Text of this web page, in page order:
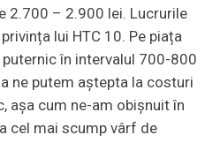
2.700 – 2.900 lei. Lucrurile
lui HTC 10. Pe piața
în intervalul 700-800
ne putem aștepta la costuri
așa cum ne-am obișnuit în
cel mai scump vârf de